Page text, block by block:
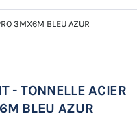
3MX6M BLEU AZUR
- TONNELLE ACIER
BLEU AZUR